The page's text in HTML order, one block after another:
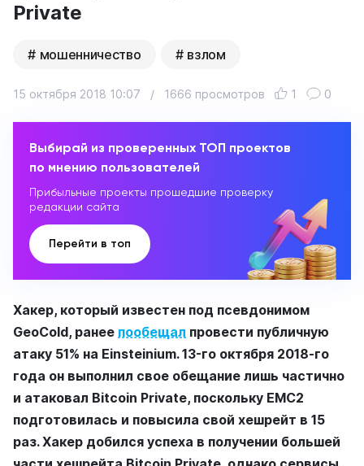
Privatе
мошенничество взлом
15 октября 2018 10:07 / 1666 просмотров 1 0
Выбирай из проверенных ТОП проектов
по мнению пользователей
Прибыльные проекты прошедшие проверку
редакции сайта
Перейти в топ
Хакер, который известен под псевдонимом
GeoCold, ранее пообещал провести публичную
атаку 51% на Einsteinium. 13-го октября 2018-го
года он выполнил свое обещание лишь частично
и атаковал Bitcoin Private, поскольку EMC2
подготовилась и повысила свой хешрейт в 15
раз. Хакер добился успеха в получении большей